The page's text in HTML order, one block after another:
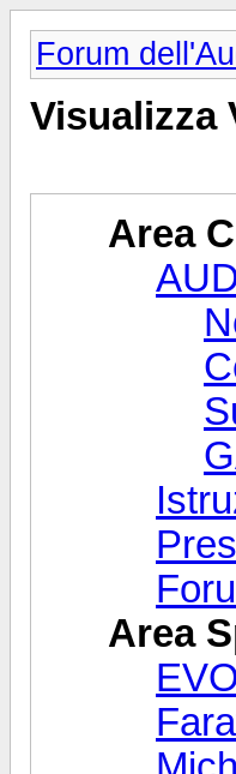
Forum
Visualizza
Area
Area
EVO